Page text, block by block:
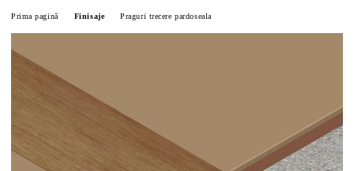
Prima pagină Finisaje Praguri trecere pardoseala